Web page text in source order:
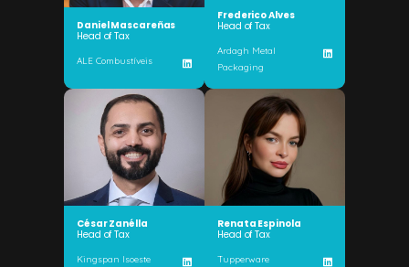
Daniel Mascareñas
Head of Tax
ALE Combustíveis
Frederico Alves
Head of Tax
Ardagh Metal
Packaging
César Zanélla
Head of Tax
Kingspan Isoeste
Renata Espinola
Head of Tax
Tupperware